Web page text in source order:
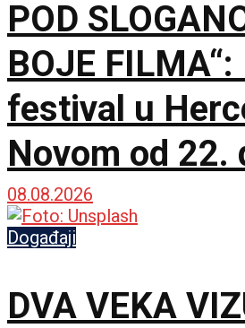
POD
BOJE
festival u
Novom od 22.
avgusta
08.08.2026
Događaji
DVA VEKA